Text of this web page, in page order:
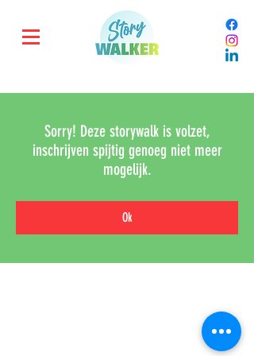
Sorry! Deze storywalk is volzet,
inschrijven spijtig genoeg niet meer
mogelijk.
Ok